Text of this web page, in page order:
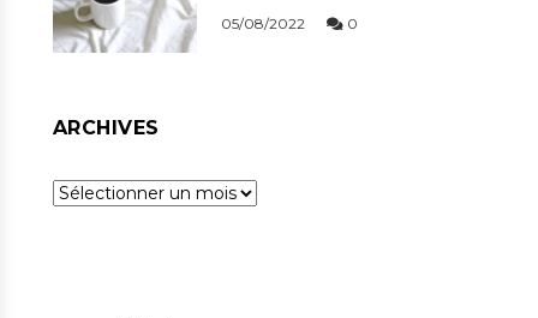
05/08/2022 0
ARCHIVES
Archives